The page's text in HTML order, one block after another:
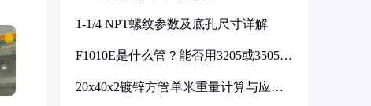
1-1/4 NPT螺纹参数及底孔尺寸详解
F1010E是什么管？能否用3205或3505代
20x40x2镀锌方管单米重量计算与应用